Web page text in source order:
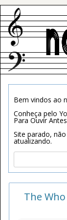
Bem vindos ao
Conheça pelo
Para Ouvir
Site parado,
atualizando.
Pesquisar
The